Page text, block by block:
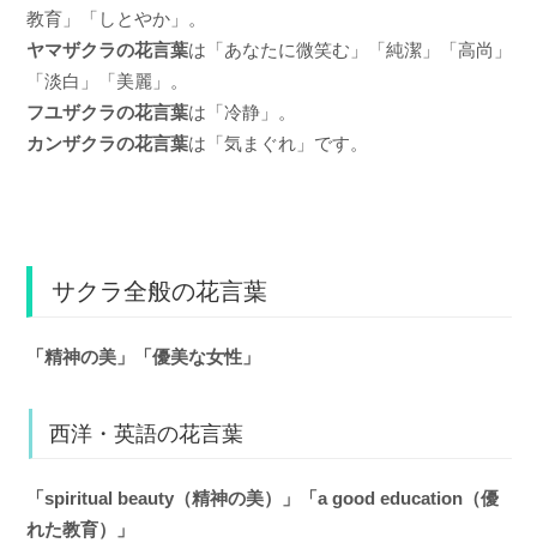
教育」「しとやか」。
ヤマザクラの花言葉は「あなたに微笑む」「純潔」「高尚」
「淡白」「美麗」。
フユザクラの花言葉は「冷静」。
カンザクラの花言葉は「気まぐれ」です。
サクラ全般の花言葉
「精神の美」「優美な女性」
西洋・英語の花言葉
「spiritual beauty（精神の美）」「a good education（優
れた教育）」